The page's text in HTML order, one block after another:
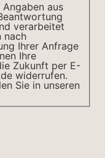
aus
verarbeitet
nach
Ihrer Anfrage
Ihre
Zukunft per E-
widerrufen.
Sie in unseren